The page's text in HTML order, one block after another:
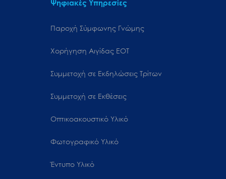
Ψηφιακές Υπηρεσίες
Παροχή Σύμφωνης Γνώμης
Χορήγηση Αιγίδας ΕΟΤ
Συμμετοχή σε Εκδηλώσεις Τρίτων
Συμμετοχή σε Εκθέσεις
Οπτικοακουστικό Υλικό
Φωτογραφικό Υλικό
Έντυπο Υλικό